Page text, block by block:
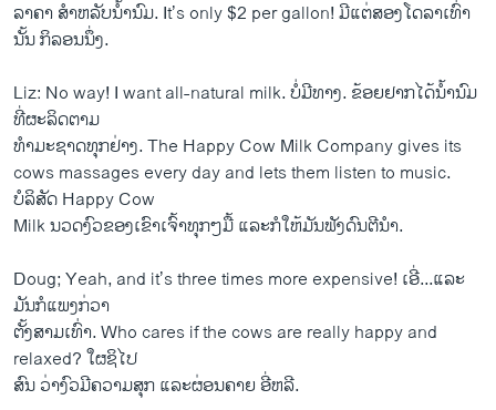
ລາຄາ ສຳ​ຫລັບ​ນ້ຳນົມ. It’s only $2 per gallon! ມີ​ແຕ່​ສອງ​ໂດ​ລາ​ເທົ່າ​
ນັ້ນ ກິ​ລອນ​ນຶ່ງ.
Liz: No way! I want all-natural milk. ບໍ່​ມີ​ທາງ. ຂ້ອຍ​ຢາກ​ໄດ້​ນ້ຳນົມ​
ທີ່​ຜະລິດຕາມ
ທຳ​ມະ​ຊາດ​ທຸກ​ຢ່າງ. The Happy Cow Milk Company gives its
cows massages every day and lets them listen to music.
ບໍລິສັດ Happy Cow
Milk ນວດ​ງົວ​ຂອງ​ເຂົາ​ເຈົ້າ​ທຸກໆ​ມື້ ​ແລະ​ກໍ​ໃຫ້​ມັນ​ຟັງ​ດົນຕີ​ນຳ.
Doug; Yeah, and it’s three times more expensive! ເອີ່...​ແລະ​
ມັນ​ກໍ​ແພງ​ກ່ວາ
ຕັ້ງ​ສາມ​ເທົ່າ. Who cares if the cows are really happy and
relaxed? ​ໃຜ​ຊິ​ໄປ
ສົນ ວ່າ​ງົວ​ມີ​ຄວາມສຸກ​ ​ແລະຜ່ອນຄາຍ ​ອີ່​ຫລີ.